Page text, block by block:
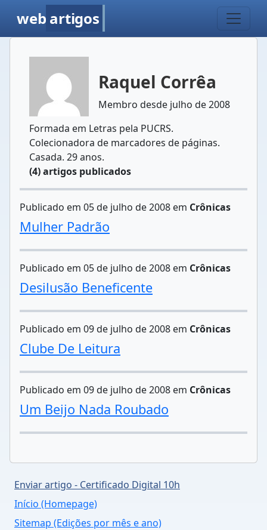
web artigos
Raquel Corrêa
Membro desde julho de 2008
Formada em Letras pela PUCRS.
Colecionadora de marcadores de páginas.
Casada. 29 anos.
(4) artigos publicados
Publicado em 05 de julho de 2008 em Crônicas
Mulher Padrão
Publicado em 05 de julho de 2008 em Crônicas
Desilusão Beneficente
Publicado em 09 de julho de 2008 em Crônicas
Clube De Leitura
Publicado em 09 de julho de 2008 em Crônicas
Um Beijo Nada Roubado
Enviar artigo - Certificado Digital 10h
Início (Homepage)
Sitemap (Edições por mês e ano)